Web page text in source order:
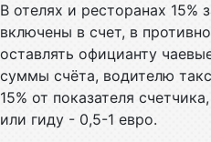
В отелях и ресторанах 15%
включены в счет, в
оставлять официанту
суммы счёта, водителю
15% от показателя
или гиду - 0,5-1 евро.